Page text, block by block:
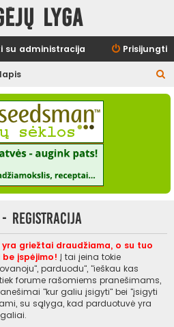
lyga
su administracija Prisijungti
e
- Registracija
griežtai draudžiama, o su tuo
įspėjimo! Į tai įeina tokie
parduodu", "ieškau kas
forume rašomiems pranešimams,
"kur galiu įsigyti" bei "įsigyti
su sąlyga, kad parduotuvė yra